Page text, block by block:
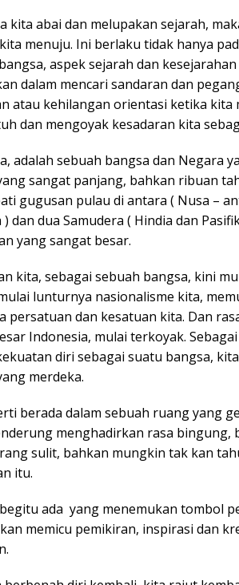
kita abai dan melupakan sejarah,
menuju. Ini berlaku tidak hanya
aspek sejarah dan
dalam mencari sandaran dan
atau kehilangan orientasi ketika kita
dan mengoyak kesadaran kita
adalah sebuah bangsa dan Negara
sangat panjang, bahkan ribuan
gugusan pulau di antara ( Nusa –
dan dua Samudera ( Hindia dan
yang sangat besar.
kita, sebagai sebuah bangsa, kini
lunturnya nasionalisme kita,
persatuan dan kesatuan kita. Dan
Indonesia, mulai terkoyak.
diri sebagai suatu bangsa,
merdeka.
berada dalam sebuah ruang yang
menghadirkan rasa bingung,
sulit, bahkan mungkin tak kan
itu.
ada yang menemukan tombol
memicu pemikiran, inspirasi dan